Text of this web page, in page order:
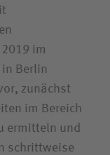
im
Berlin
zunächst
im Bereich
ermitteln und
schrittweise